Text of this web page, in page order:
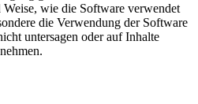
wie die Software verwendet
die Verwendung der Software
untersagen oder auf Inhalte